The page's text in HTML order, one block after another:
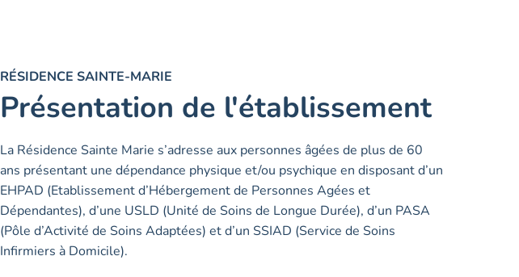
RÉSIDENCE SAINTE-MARIE
Présentation de l'établissement
La Résidence Sainte Marie s’adresse aux personnes âgées de plus de 60
ans présentant une dépendance physique et/ou psychique en disposant d’un
EHPAD (Etablissement d’Hébergement de Personnes Agées et
Dépendantes), d’une USLD (Unité de Soins de Longue Durée), d’un PASA
(Pôle d’Activité de Soins Adaptées) et d’un SSIAD (Service de Soins
Infirmiers à Domicile).